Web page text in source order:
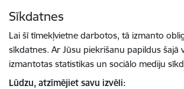
Sīkdatnes
Lai šī tīmekļvietne darbotos, tā izmanto
sīkdatnes. Ar Jūsu piekrišanu papildus šajā
izmantotas statistikas un sociālo mediju
Lūdzu, atzīmējiet savu izvēli: